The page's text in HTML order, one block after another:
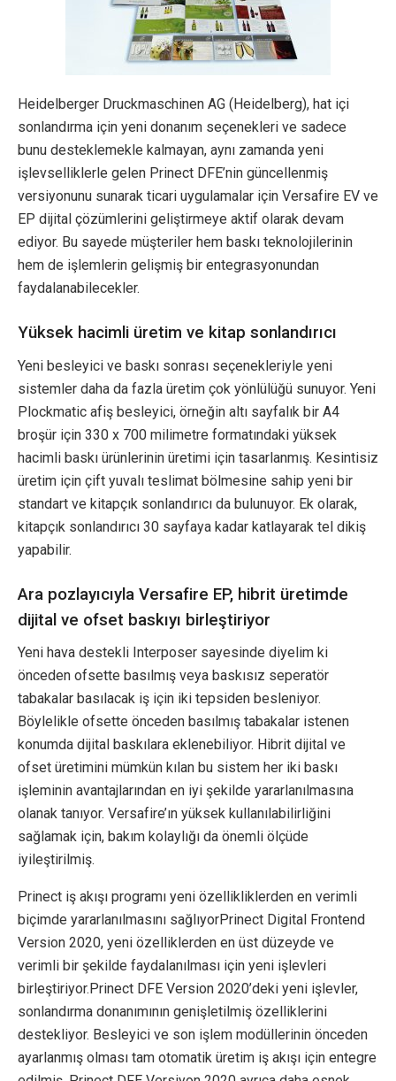
Heidelberger Druckmaschinen AG (Heidelberg), hat içi
sonlandırma için yeni donanım seçenekleri ve sadece
bunu desteklemekle kalmayan, aynı zamanda yeni
işlevselliklerle gelen Prinect DFE’nin güncellenmiş
versiyonunu sunarak ticari uygulamalar için Versafire EV ve
EP dijital çözümlerini geliştirmeye aktif olarak devam
ediyor. Bu sayede müşteriler hem baskı teknolojilerinin
hem de işlemlerin gelişmiş bir entegrasyonundan
faydalanabilecekler.
Yüksek hacimli üretim ve kitap sonlandırıcı
Yeni besleyici ve baskı sonrası seçenekleriyle yeni
sistemler daha da fazla üretim çok yönlülüğü sunuyor. Yeni
Plockmatic afiş besleyici, örneğin altı sayfalık bir A4
broşür için 330 x 700 milimetre formatındaki yüksek
hacimli baskı ürünlerinin üretimi için tasarlanmış. Kesintisiz
üretim için çift yuvalı teslimat bölmesine sahip yeni bir
standart ve kitapçık sonlandırıcı da bulunuyor. Ek olarak,
kitapçık sonlandırıcı 30 sayfaya kadar katlayarak tel dikiş
yapabilir.
Ara pozlayıcıyla Versafire EP, hibrit üretimde
dijital ve ofset baskıyı birleştiriyor
Yeni hava destekli Interposer sayesinde diyelim ki
önceden ofsette basılmış veya baskısız seperatör
tabakalar basılacak iş için iki tepsiden besleniyor.
Böylelikle ofsette önceden basılmış tabakalar istenen
konumda dijital baskılara eklenebiliyor. Hibrit dijital ve
ofset üretimini mümkün kılan bu sistem her iki baskı
işleminin avantajlarından en iyi şekilde yararlanılmasına
olanak tanıyor. Versafire’ın yüksek kullanılabilirliğini
sağlamak için, bakım kolaylığı da önemli ölçüde
iyileştirilmiş.
Prinect iş akışı programı yeni özellikliklerden en verimli
biçimde yararlanılmasını sağlıyorPrinect Digital Frontend
Version 2020, yeni özelliklerden en üst düzeyde ve
verimli bir şekilde faydalanılması için yeni işlevleri
birleştiriyor.Prinect DFE Version 2020’deki yeni işlevler,
sonlandırma donanımının genişletilmiş özelliklerini
destekliyor. Besleyici ve son işlem modüllerinin önceden
ayarlanmış olması tam otomatik üretim iş akışı için entegre